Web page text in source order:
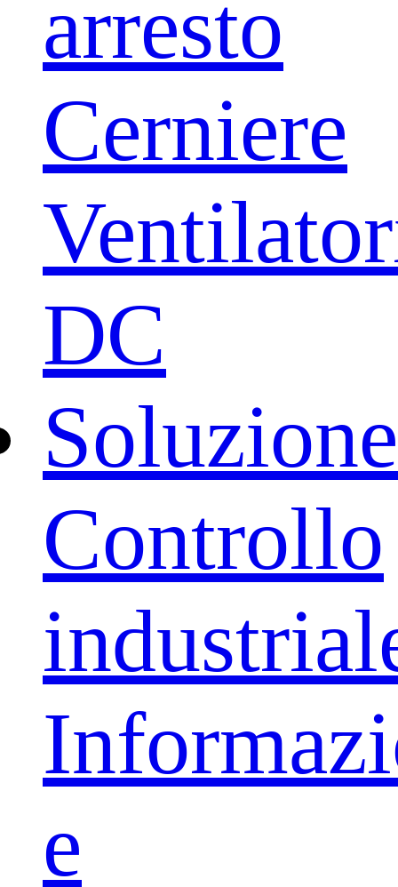
arresto
Cerniere
DC
Soluzione
Controllo
e